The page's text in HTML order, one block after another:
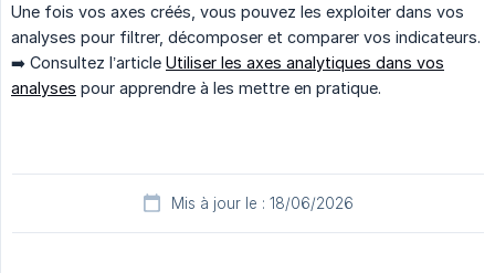
Une fois vos axes créés, vous pouvez les exploiter dans vos
analyses pour filtrer, décomposer et comparer vos indicateurs.
➡️ Consultez l’article Utiliser les axes analytiques dans vos
analyses pour apprendre à les mettre en pratique.
Mis à jour le : 18/06/2026